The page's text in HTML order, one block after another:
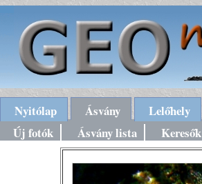
Nyitólap Ásvány Lelőhely
Új fotók
Ásvány lista Keresők